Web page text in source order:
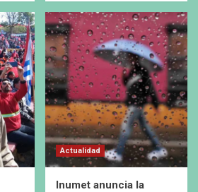
Actualidad
Inumet anuncia la